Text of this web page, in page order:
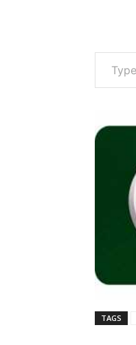
Type your email…
TAGS